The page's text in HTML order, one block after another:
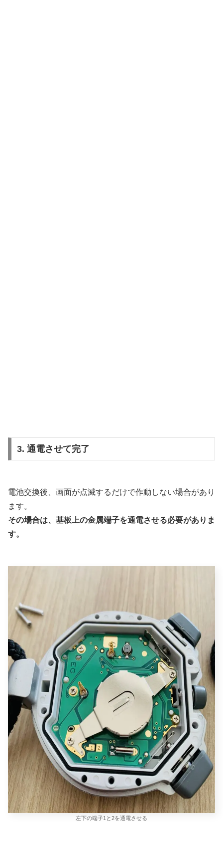
3. 通電させて完了
電池交換後、画面が点滅するだけで作動しない場合があり
ます。
その場合は、基板上の金属端子を通電させる必要がありま
す。
左下の端子1と2を通電させる